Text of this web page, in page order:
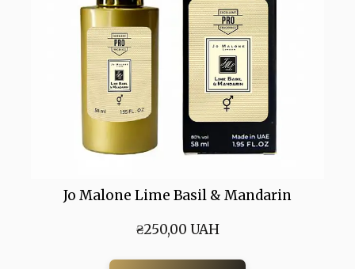
Jo Malone Lime Basil & Mandarin
₴250,00 UAH